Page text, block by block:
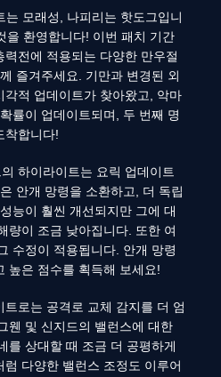
는 모래성, 나피리는 핫도그입니
을 환영합니다! 이번 패치 기간
전에 적용되는 다양한 만우절
즐겨주세요. 기만과 변경된 외
각적 업데이트가 찾아왔고, 악마
률이 업데이트되며, 두 번째 명
착합니다!
하이라이트는 요릭 업데이트
안개 망령을 소환하고, 더 독립
능이 훨씬 개선되지만 그에 대
량이 조금 낮아집니다. 또한 여
수정이 적용됩니다. 안개 망령
높은 점수를 획득해 보세요!
로는 공격로 교체 감지를 더 엄
웬 및 신지드의 밸런스에 대한
를 상대할 때 조금 더 공평하게
다양한 밸런스 조정도 이루어